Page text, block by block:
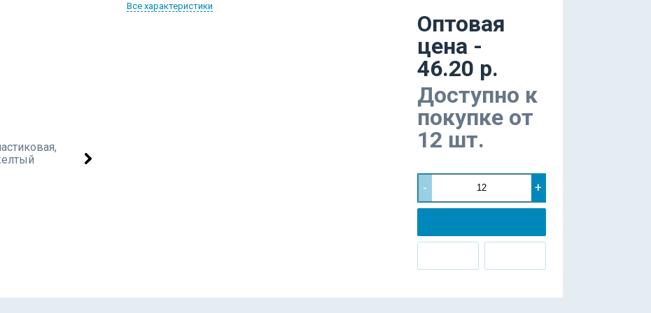
Все характеристики
Оптовая
цена -
46.20 р.
Доступно к
покупке от
12 шт.
- +